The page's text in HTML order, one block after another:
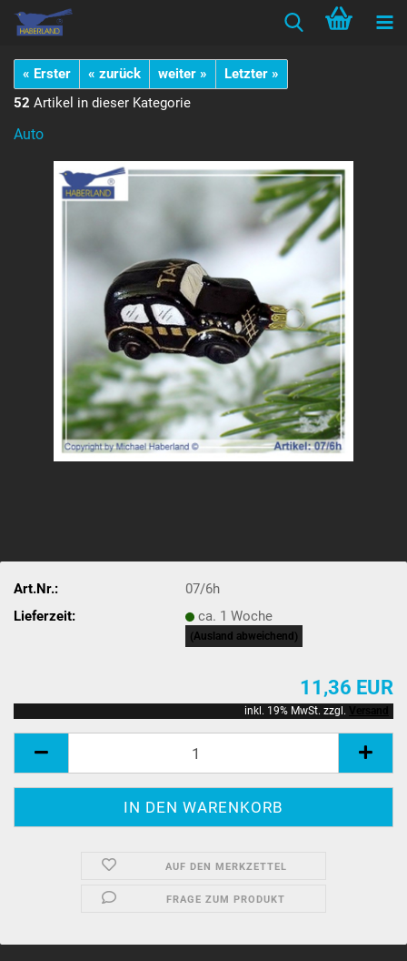
« Erster « zurück weiter »
Letzter »
52 Artikel in dieser Kategorie
Auto
Art.Nr.:
07/6h
Lieferzeit:
ca. 1 Woche
(Ausland abweichend)
11,36 EUR
inkl. 19% MwSt. zzgl. Versand
AUF DEN MERKZETTEL
FRAGE ZUM PRODUKT